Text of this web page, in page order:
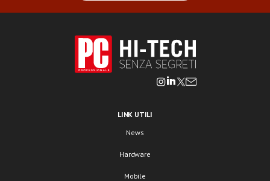
LINK UTILI
News
Hardware
Mobile